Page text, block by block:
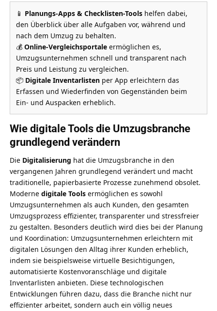
📱 Planungs-Apps & Checklisten-Tools helfen dabei,
den Überblick über alle Aufgaben vor, während und
nach dem Umzug zu behalten.
💰 Online-Vergleichsportale ermöglichen es,
Umzugsunternehmen schnell und transparent nach
Preis und Leistung zu vergleichen.
📦 Digitale Inventarlisten per App erleichtern das
Erfassen und Wiederfinden von Gegenständen beim
Ein- und Auspacken erheblich.
Wie digitale Tools die Umzugsbranche
grundlegend verändern
Die Digitalisierung hat die Umzugsbranche in den
vergangenen Jahren grundlegend verändert und macht
traditionelle, papierbasierte Prozesse zunehmend obsolet.
Moderne digitale Tools ermöglichen es sowohl
Umzugsunternehmen als auch Kunden, den gesamten
Umzugsprozess effizienter, transparenter und stressfreier
zu gestalten. Besonders deutlich wird dies bei der Planung
und Koordination: Umzugsunternehmen erleichtern mit
digitalen Lösungen den Alltag ihrer Kunden erheblich,
indem sie beispielsweise virtuelle Besichtigungen,
automatisierte Kostenvoranschläge und digitale
Inventarlisten anbieten. Diese technologischen
Entwicklungen führen dazu, dass die Branche nicht nur
effizienter arbeitet, sondern auch ein völlig neues